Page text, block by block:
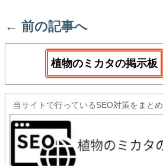
← 前の記事へ
植物のミカタの掲示板
当サイトで行っているSEO対策をまとめ